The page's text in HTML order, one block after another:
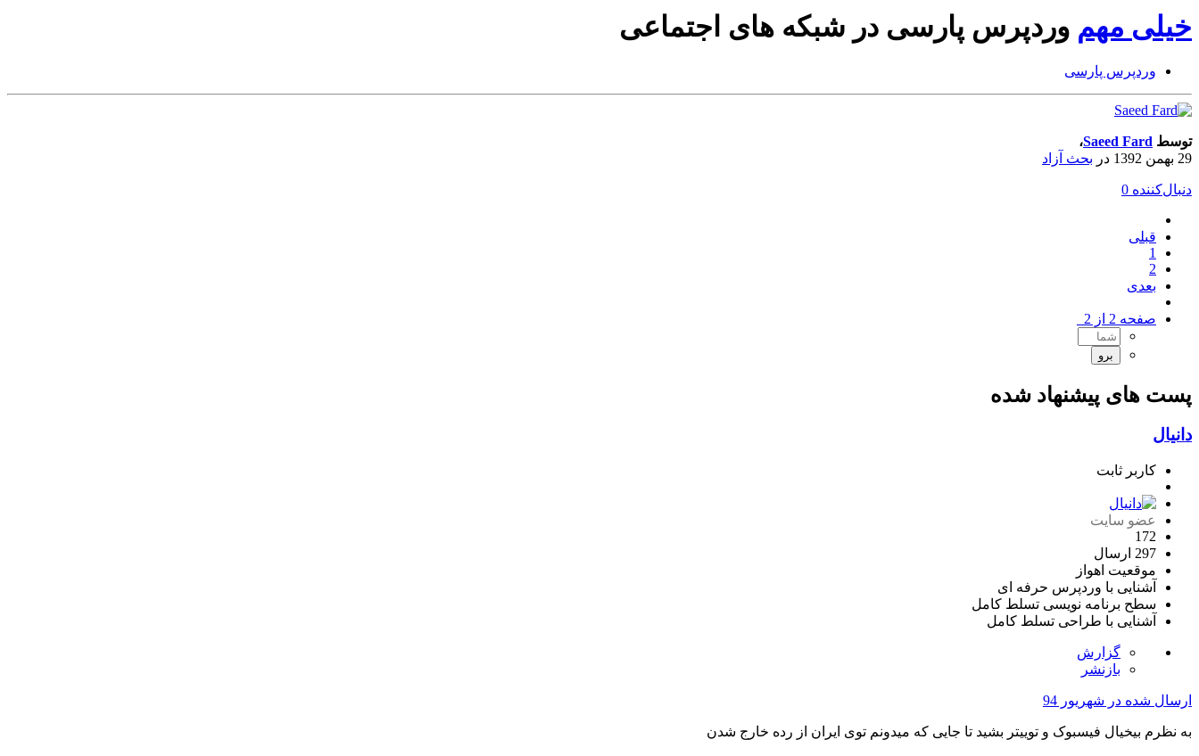
خیلی مهم وردپرس پارسی در شبکه های اجتماعی
وردپرس پارسی
توسط Saeed Fard،
29 بهمن 1392
در بحث آزاد
دنبال‌کننده 0
قبلی
1
2
بعدی
صفحه 2 از 2
پست های پیشنهاد شده
دانیال
کاربر ثابت
عضو سایت
172
297 ارسال
موقعیت اهواز
آشنایی با وردپرس حرفه ای
سطح برنامه نویسی تسلط کامل
آشنایی با طراحی تسلط کامل
گزارش
بازنشر
ارسال شده در شهریور 94
به نظرم بیخیال فیسبوک و توییتر بشید تا جایی که میدونم توی ایران از رده خارج شدن